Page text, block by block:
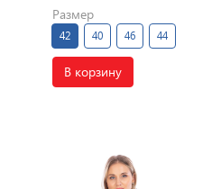
Размер
42 40 46 44
В корзину